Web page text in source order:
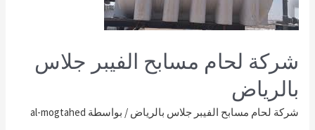
شركة لحام مسابح الفيبر جلاس
بالرياض
شركة لحام مسابح الفيبر جلاس بالرياض / بواسطة al-mogtahed